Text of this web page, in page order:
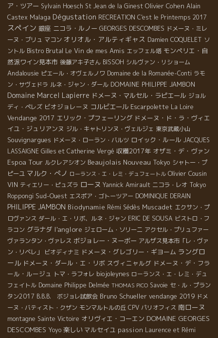
ア・ツアー Sylvain Hoesch St Jean de la Ginest Olivier Cohen Alain
Castex Malaga Dégustation RECREATION C'est le Printemps 2017
スペイン 銀座 ニコラ・ルノー GEORGES DESCOMBES ドメーヌ・ミレ
ーヌ・ブリュ マコン オリオル・アルティギャス Damien COQUELET ソ
ントル Bistro Brutal Le Vin de mes Amis エッフェル塔 モンペリエ・自
然派ワイン見本市 後藤アキ子さん BISSOH シルヴァン・リショーム
Andalousie ピエール・オヴェルノワ Domaine de la Romanée-Conti ラモ
ン・サヴェドラ ルネ・ジャン・ダール DOMAINE PHILIPPE JAMBON
Domaine Marcel Lapierre ドメーヌ・マルセル・ラピエール ジョル
ディ・ペレズ ビオジョレーヌ コルビエール Escarpolette La Loire
Vendange 2017 エリック・プフェーリング ドメーヌ・ド・ラ・ヴィエ
イユ・ジュリアンヌ ジル・キャトリンヌ・ヴェルジェ 東京武蔵小山
Souvignargues ドメーヌ・ローラン・バルツ ロイック・ルール JACQUES
LASSAIGNE Gilles et Catherine Vergé 収穫2017年 オザミ・デ・ヴァン
Espoa Tour ルクレアシオン Beaujolais Nouveau Tokyo シャトー・プ
ピーユ マルク・ぺノ ローランス・エ・レミ・デュフェートル Olivier Cousin
VIN ティエリー・ピュズラ ローヌ Yannick Amirault ニコラ・レオ Tokyo
Roppongi Sud-Ouest エスポア・ゴトーツアー DOMINIQUE DERAIN
PHILIPPE JAMBON Biodynamie Rémi Sédès Muscadet エクサン・プ
ロヴァンス ダール・エ・リボ、ルネ・ジャン ERIC DE SOUSA ビストロ・フ
ラコン グラナダ l'anglore ジェローム・ソリーニ アクセル・プリュファー
ヴァランタン・ヴァレス ボジョレー・ヌーボー アルザス見本市「レ・ヴァ
ン・リベレ」
ビオディナミ ドメーヌ・グレゴリー・ギヨーム ラングロ
ール ドメーヌ・ダール・エ・リボ スヴィニャルグ ドメーヌ・デ・フラ
ール・ルージュ トマ・ラフォレ biojoleynes ローランス・エ・レミ・デュ
フェイトル Domaine Philippe Delmée THOMAS PICO Savoie セ・ル・プラン
タン2017 B.B.B. ボジョレ試飲会 Bruno Schueller vendange 2019 ドメ
ーヌ・バティスト・クザン モンマルトルの丘 CPV パリオフィス 南ローヌ
montagne Sainte Victoire オリヴィエ・コーエン DOMAINE GEORGES
DESCOMBES Yoyo 楽しい マルセイユ passion Laurence et Rémi